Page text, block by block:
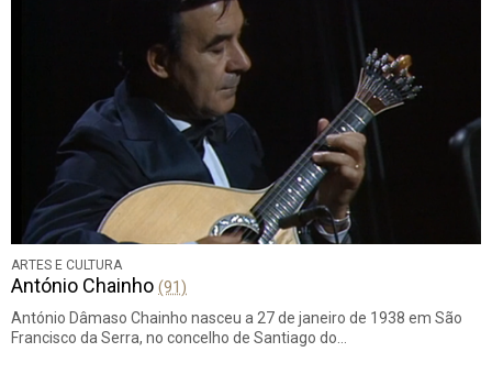
ARTES E CULTURA
António Chainho (91)
António Dâmaso Chainho nasceu a 27 de janeiro de 1938 em São
Francisco da Serra, no concelho de Santiago do…